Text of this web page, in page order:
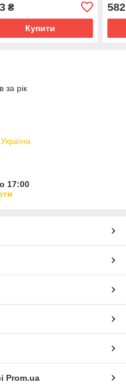
₴
Купити
582
за рік
17:00
Prom.ua